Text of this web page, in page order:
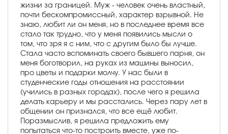
жизни за границей. Муж - человек очень властный,
почти бескомпромиссный, характер взрывной. Не
знаю, любит ли он меня, но в последнее время все
стало так трудно, что у меня появились мысли о
том, что зря я с ним, что с другим было бы лучше.
Стала часто вспоминать своего бывшего парня, он
меня боготворил, на руках из машины выносил,
про цветы и подарки молчу. У нас были в
студенческие годы отношения на расстоянии
(учились в разных городах), после чего я решила
делать карьеру и мы расстались. Через пару лет в
общении он признался, что все ещё любит.
Поразмыслив, я решила предложить ему
попытаться что-то построить вместе, уже по-